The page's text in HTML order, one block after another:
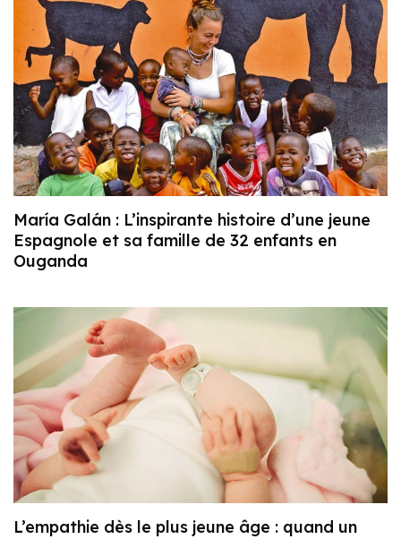
María Galán : L’inspirante histoire d’une jeune
Espagnole et sa famille de 32 enfants en
Ouganda
L’empathie dès le plus jeune âge : quand un